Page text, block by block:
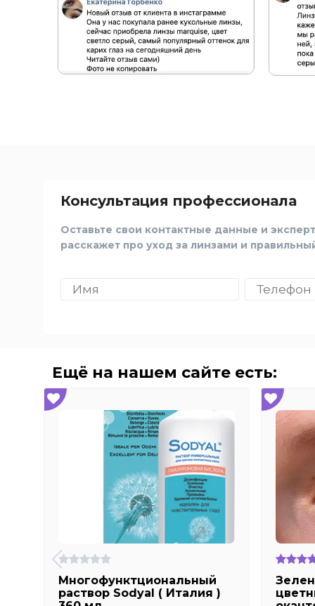
Консультация профессионала
Оставьте свои контактные данные и
расскажет про уход за линзами и
Ещё на нашем сайте есть:
Многофунктциональный
раствор Sodyal ( Италия )